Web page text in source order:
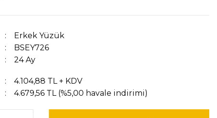
Erkek Yüzük
BSEY726
24 Ay
4.104,88 TL + KDV
4.679,56 TL (%5,00 havale indirimi)